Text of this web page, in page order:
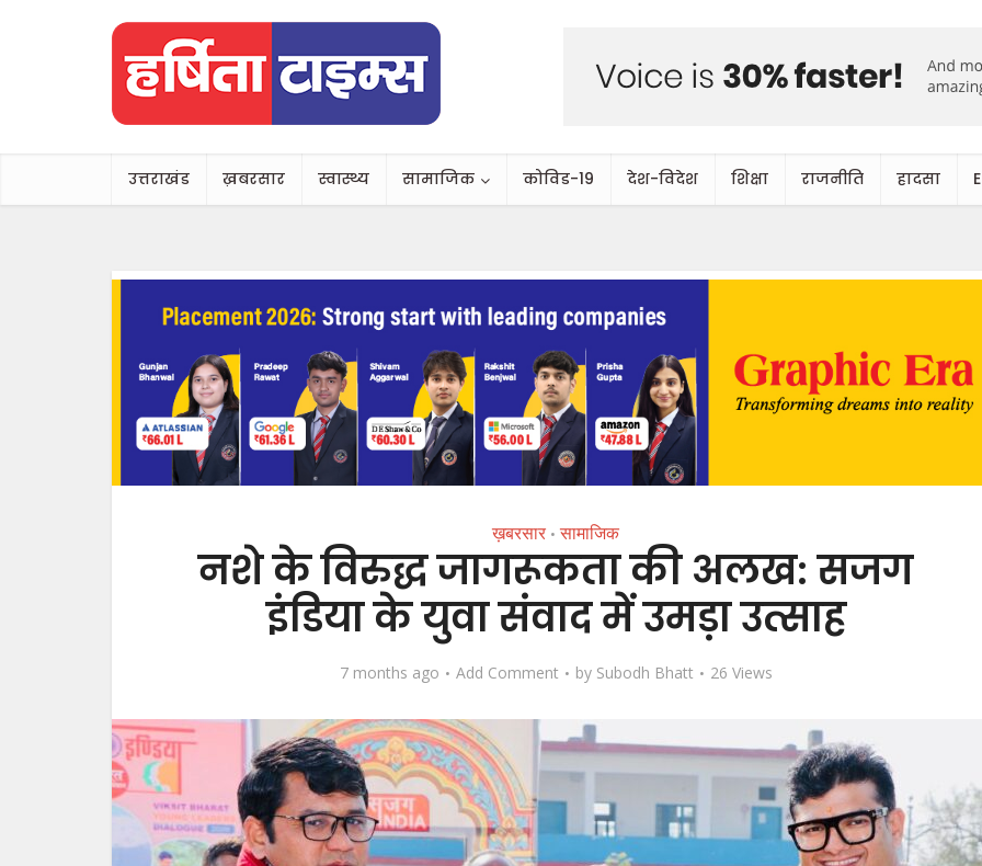
उत्तराखंड ख़बरसार स्वास्थ्य सामाजिक कोविड-19 देश-विदेश शिक्षा राजनीति हादसा
ख़बरसार • सामाजिक
नशे के विरुद्ध जागरूकता की अलख: सजग
इंडिया के युवा संवाद में उमड़ा उत्साह
7 months ago Add Comment by Subodh Bhatt 26 Views